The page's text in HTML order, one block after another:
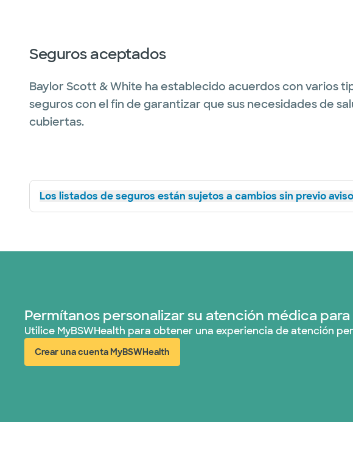
Seguros aceptados
Baylor Scott & White ha establecido acuerdos con varios
seguros con el fin de garantizar que sus necesidades de
cubiertas.
Los listados de seguros están sujetos a cambios sin previo
Permítanos personalizar su atención médica
Utilice MyBSWHealth para obtener una experiencia de atención
Crear una cuenta MyBSWHealth
(abre en ventana nueva)